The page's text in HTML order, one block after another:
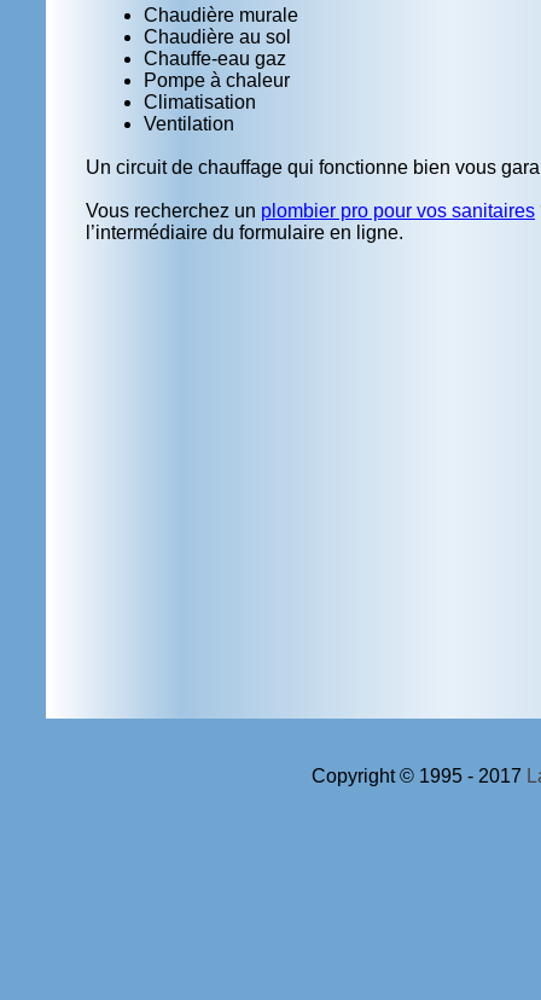
Chaudière murale
Chaudière au sol
Chauffe-eau gaz
Pompe à chaleur
Climatisation
Ventilation
Un circuit de chauffage qui fonctionne bien vous
Vous recherchez un plombier pro pour vos sanitaires
l’intermédiaire du formulaire en ligne.
Copyright © 1995 -2017